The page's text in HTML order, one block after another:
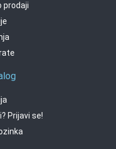
prodaji
Prijavi se!